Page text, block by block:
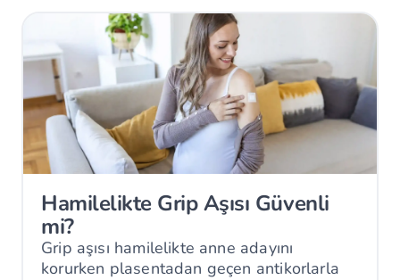
Hamilelikte Grip Aşısı Güvenli
mi?
Grip aşısı hamilelikte anne adayını
korurken plasentadan geçen antikorlarla